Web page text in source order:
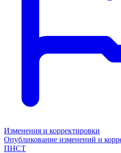
Изменения и корректировки
Опубликование изменений и
ПНСТ